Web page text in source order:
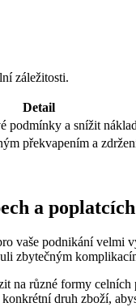
záležitosti.
Detail
podmínky a snížit
překvapením a
a poplatcích
vaše podnikání velmi
zbytečným
na různé formy
druh zboží,